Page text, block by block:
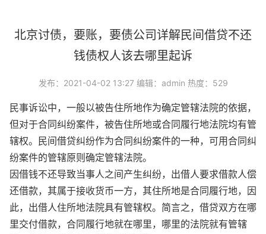
北京讨债，要账，要债公司详解民间借贷不还
钱债权人该去哪里起诉
发布：2021-04-02 13:27 编辑：admin 热度：529
民事诉讼中，一般以被告住所地作为确定管辖法院的依据，
但对于合同纠纷案件，被告住所地或合同履行地法院均有管
辖权。
民间借贷纠纷作为合同纠纷案件的一种，可用合同纠
纷案件的管辖原则确定管辖法院。
因借钱不还导致当事人之间产生纠纷，出借人要求借款人偿
还借款，其属于接收货币一方，其住所地是合同履行地，因
此，出借人住所地法院具有管辖权。简言之，借贷双方在哪
里交付借款，合同履行地就在哪里，哪里的法院就有管辖